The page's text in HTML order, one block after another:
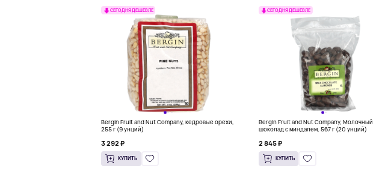
СЕГОДНЯ ДЕШЕВЛЕ
Bergin Fruit and Nut Company, кедровые орехи,
255 г (9 унций)
3 292 ₽
КУПИТЬ
СЕГОДНЯ ДЕШЕВЛЕ
Bergin Fruit and Nut Company, Молочный
шоколад с миндалем, 567 г (20 унций)
2 845 ₽
КУПИТЬ